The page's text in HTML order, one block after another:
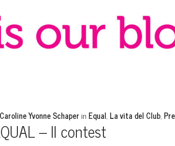
Caroline Yvonne Schaper in Equal, La vita del Club,
– Il contest